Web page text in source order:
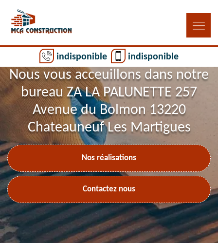
indisponible indisponible
Nous vous acceuillons dans notre
bureau ZA LA PALUNETTE 257
Avenue du Bolmon 13220
Chateauneuf Les Martigues
Nos réalisations
Contactez nous